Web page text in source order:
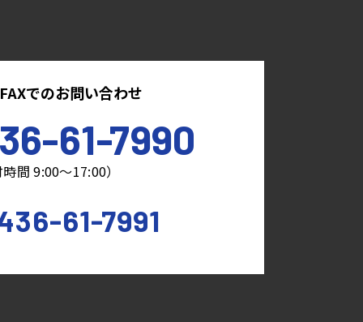
でのお問い合わせ
61-7990
間 9:00～17:00）
61-7991